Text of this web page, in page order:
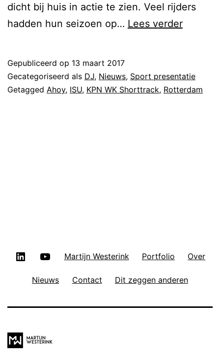
dicht bij huis in actie te zien. Veel rijders
hadden hun seizoen op… Lees verderDJ
bij
KPN
Gepubliceerd op 13 maart 2017
Gecategoriseerd als DJ, Nieuws, Sport presentatie
Getagged Ahoy, ISU, KPN WK Shorttrack, Rotterdam
LinkedIn YouTube
Martijn Westerink Portfolio Over
Nieuws Contact Dit zeggen anderen